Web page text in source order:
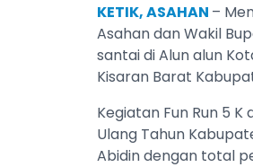
KETIK, ASAHAN –
Asahan dan Wakil
santai di Alun alun
Kisaran Barat
Kegiatan Fun Run 5
Ulang Tahun
Abidin dengan total